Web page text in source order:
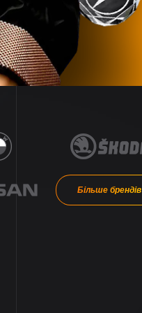
Більше брендів